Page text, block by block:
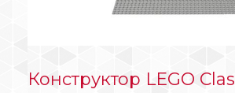
Конструктор LEGO